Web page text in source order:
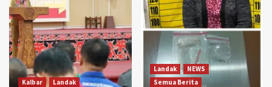
Kalbar Landak
Landak
NEWS
Semua Berita